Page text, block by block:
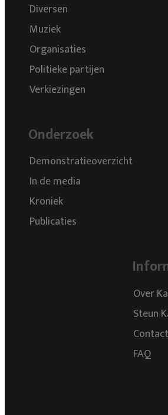
Diversen
Muziek
Organisaties
Politieke partijen
Verkiezingen
Onderzoek
Demonstratieoverzicht
In de media
Kroniek
Publicaties
Over
Steun
Contact
FAQ